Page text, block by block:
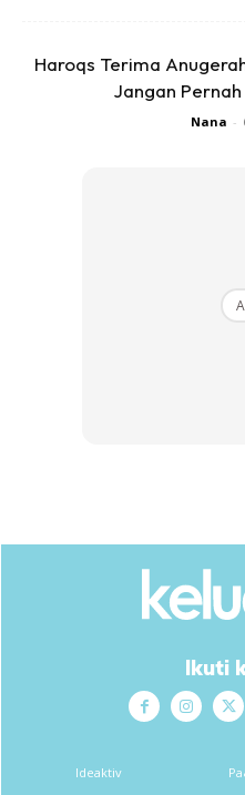
Haroqs Terima
Jangan
Nana -
Ikuti
Ideaktiv